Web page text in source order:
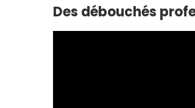
Des débouchés